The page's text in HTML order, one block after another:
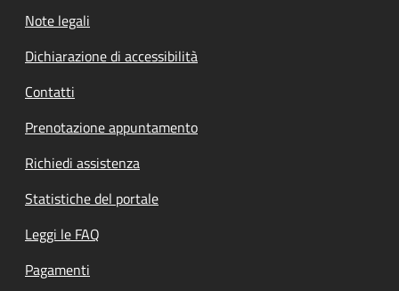
Note legali
Dichiarazione di accessibilità
Contatti
Prenotazione appuntamento
Richiedi assistenza
Statistiche del portale
Leggi le FAQ
Pagamenti